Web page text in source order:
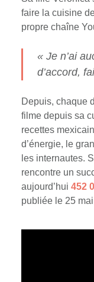
faire la cuisine
propre chaîne
« Je n’ai
d’accord,
Depuis, chaque
filme depuis sa
recettes
d’énergie, le
les internautes.
rencontre un
aujourd’hui 452
publiée le 25